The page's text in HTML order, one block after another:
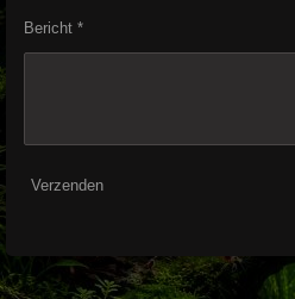
Bericht *
Verzenden